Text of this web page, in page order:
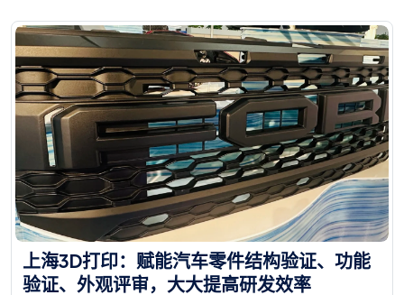
上海3D打印： 赋能汽车零件结构验证、 功能
验证、 外观评审， 大大提高研发效率